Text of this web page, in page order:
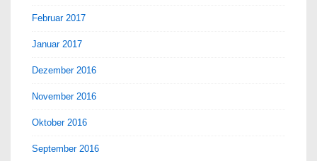
Februar 2017
Januar 2017
Dezember 2016
November 2016
Oktober 2016
September 2016